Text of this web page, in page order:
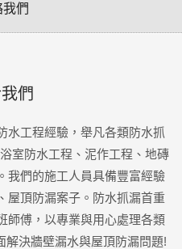
們
們
水工程經驗，舉凡各類防水抓
室防水工程、泥作工程、地磚
我們的施工人員具備豐富經驗
屋頂防漏案子。防水抓漏首重
師傅，以專業與用心處理各類
解決牆壁漏水與屋頂防漏問題!